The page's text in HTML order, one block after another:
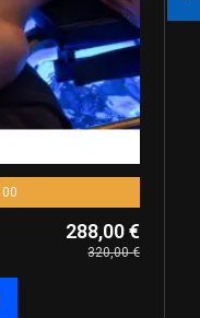
00
288,00 €
320,00 €